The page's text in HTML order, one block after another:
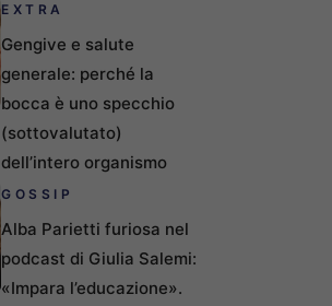
EXTRA
Gengive e salute
generale: perché la
bocca è uno specchio
(sottovalutato)
dell’intero organismo
GOSSIP
Alba Parietti furiosa nel
podcast di Giulia Salemi:
«Impara l’educazione».